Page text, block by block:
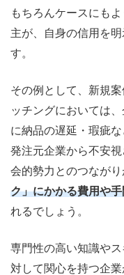
もちろんケースにも
主が、自身の信用を
す。
その例として、新規
ッチングにおいては
に納品の遅延・瑕疵
発注元企業から不安
会的勢力とのつなが
ク」にかかる費用や
れるでしょう。
専門性の高い知識や
対して関心を持つ企